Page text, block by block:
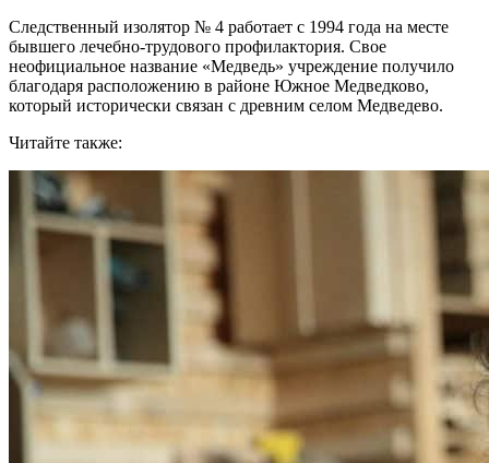
Следственный изолятор № 4 работает с 1994 года на месте
бывшего лечебно-трудового профилактория. Свое
неофициальное название «Медведь» учреждение получило
благодаря расположению в районе Южное Медведково,
который исторически связан с древним селом Медведево.
Читайте также: